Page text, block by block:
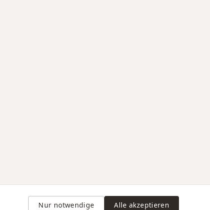
Nur notwendige Alle akzeptieren